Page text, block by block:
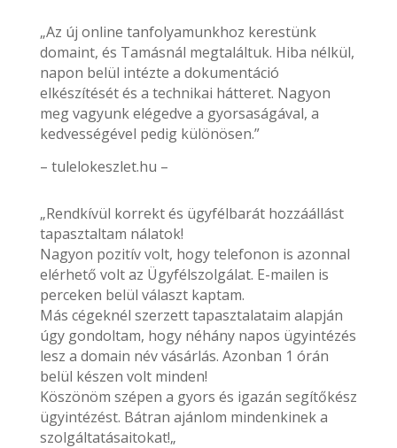
„Az új online tanfolyamunkhoz kerestünk
domaint, és Tamásnál megtaláltuk. Hiba nélkül,
napon belül intézte a dokumentáció
elkészítését és a technikai hátteret. Nagyon
meg vagyunk elégedve a gyorsaságával, a
kedvességével pedig különösen.”
– tulelokeszlet.hu –
„Rendkívül korrekt és ügyfélbarát hozzáállást
tapasztaltam nálatok!
Nagyon pozitív volt, hogy telefonon is azonnal
elérhető volt az Ügyfélszolgálat. E-mailen is
perceken belül választ kaptam.
Más cégeknél szerzett tapasztalataim alapján
úgy gondoltam, hogy néhány napos ügyintézés
lesz a domain név vásárlás. Azonban 1 órán
belül készen volt minden!
Köszönöm szépen a gyors és igazán segítőkész
ügyintézést. Bátran ajánlom mindenkinek a
szolgáltatásaitokat!„